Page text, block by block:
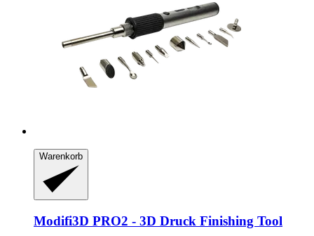
Warenkorb
Modifi3D PRO2 -​ 3D Druck Finishing Tool